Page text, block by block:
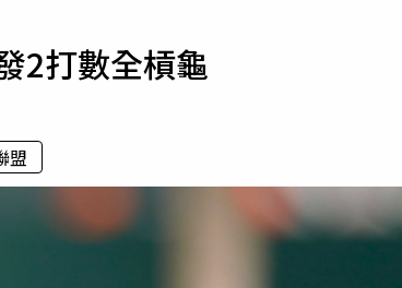
運勢
2打數全槓龜
盟